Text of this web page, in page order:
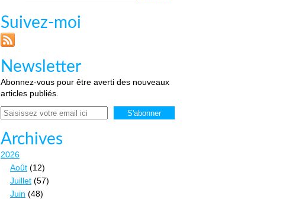
Suivez-moi
Newsletter
Abonnez-vous pour être averti des nouveaux
articles publiés.
Email
Archives
2026
Août (12)
Juillet (57)
Juin (48)